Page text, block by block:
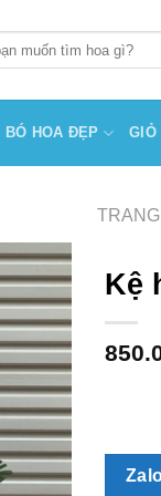
BÓ HOA ĐẸP GIỎ
Kệ